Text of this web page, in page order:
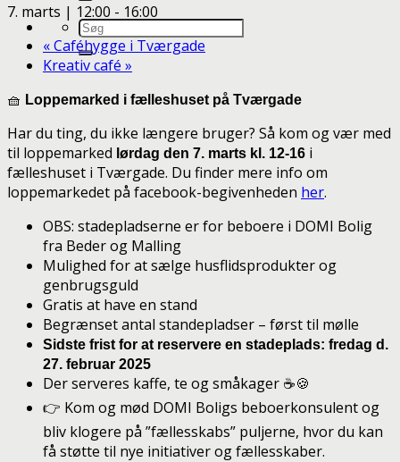
7. marts | 12:00 - 16:00
«Caféhygge i Tværgade
Kreativ café »
🧺 Loppemarked i fælleshuset på Tværgade
Har du ting, du ikke længere bruger? Så kom og vær med
til loppemarked lørdag den 7. marts kl. 12-16 i
fælleshuset i Tværgade. Du finder mere info om
loppemarkedet på facebook-begivenheden her.
OBS: stadepladserne er for beboere i DOMI Bolig
fra Beder og Malling
Mulighed for at sælge husflidsprodukter og
genbrugsguld
Gratis at have en stand
Begrænset antal standepladser – først til mølle
Sidste frist for at reservere en stadeplads: fredag d.
27. februar 2025
Der serveres kaffe, te og småkager ☕🍪
👉 Kom og mød DOMI Boligs beboerkonsulent og
bliv klogere på ”fællesskabs” puljerne, hvor du kan
få støtte til nye initiativer og fællesskaber.